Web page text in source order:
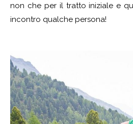
non che per il tratto iniziale e
incontro qualche persona!